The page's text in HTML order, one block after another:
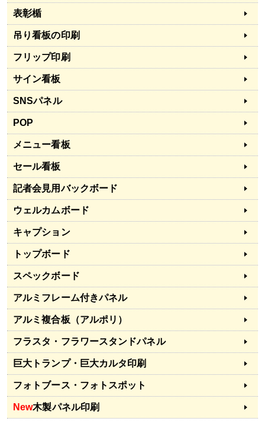
表彰楯
吊り看板の印刷
フリップ印刷
サイン看板
SNSパネル
POP
メニュー看板
セール看板
記者会見用バックボード
ウェルカムボード
キャプション
トップボード
スペックボード
アルミフレーム付きパネル
アルミ複合板（アルポリ）
フラスタ・フラワースタンドパネル
巨大トランプ・巨大カルタ印刷
フォトブース・フォトスポット
New木製パネル印刷